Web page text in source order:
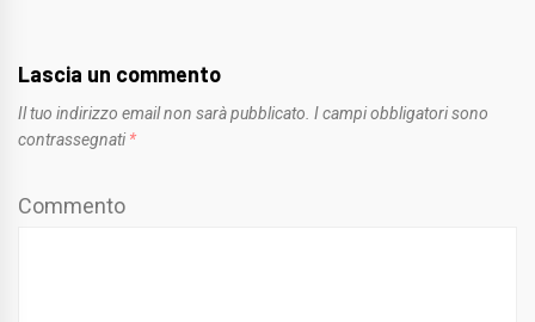
Lascia un commento
Il tuo indirizzo email non sarà pubblicato. I campi obbligatori sono
contrassegnati *
Commento